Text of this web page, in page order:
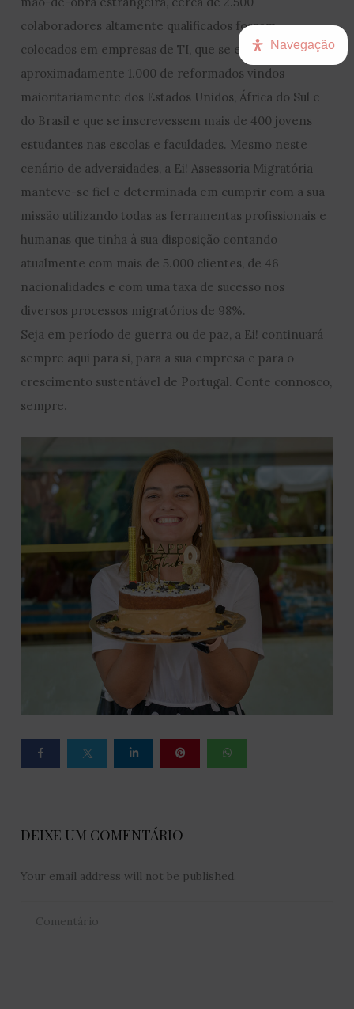
colaboradores altamente qualificados fossem
colocados em empresas de TI, que se estabelecessem
aproximadamente 1.000 de reformados vindos
maioritariamente dos Estados Unidos, África do Sul e
do Brasil e que se inscrevessem mais de 400 jovens
estudantes nas escolas e faculdades. Mesmo neste
cenário de adversidades, a Ei! Assessoria Migratória
manteve-se fiel e determinada em cumprir com a sua
missão utilizando todas as ferramentas profissionais e
humanas que tinha à sua disposição contando
atualmente com mais de 5.000 clientes, de 46
nacionalidades e com uma taxa de sucesso nos
diversos processos migratórios de 98%.
Seja em período de guerra ou de paz, a Ei! continuará
sempre aqui para si, para a sua empresa e para o
crescimento sustentável de Portugal. Conte connosco,
sempre.
DEIXE UM COMENTÁRIO
Your email address will not be published.
Navegação